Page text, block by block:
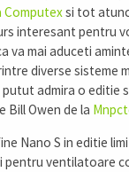
Computexsi tot
interesant pentru
va mai aduceti
diverse sisteme
putut admira o editie
Bill Owen de la
Nano S in editie
ventilatoare